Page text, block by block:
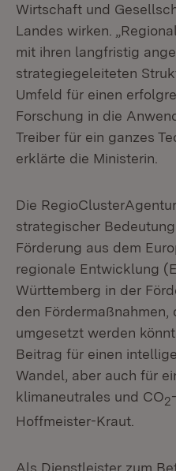
Wirtschaft und
Landes wirken.
mit ihren langfristig
strategiegeleiteten
Umfeld für einen
Forschung in die
Treiber für ein ganzes
erklärte die Ministerin.
Die
strategischer
Förderung aus dem
regionale Entwicklung
Württemberg in der
den Fördermaßnahmen,
umgesetzt werden
Beitrag für einen
Wandel, aber auch für
klimaneutrales und CO2
Hoffmeister-Kraut.
Als Dienstleister zum